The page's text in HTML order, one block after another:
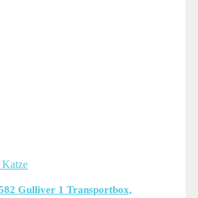
Katze
Gulliver 1 Transportbox,